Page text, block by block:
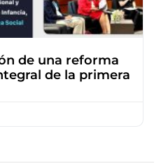
de una reforma
de la primera